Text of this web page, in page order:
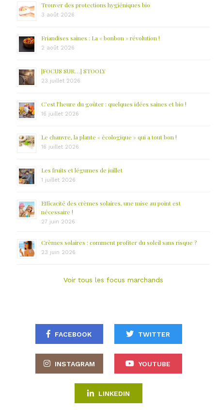
Trouver des protections hygiéniques bio
3 août 2026
Friandises saines : La « bonbon » révolution !
2 août 2026
[FOCUS SUR…] STOOLY
23 juillet 2026
C’est l’heure du goûter : quelques idées saines et bio !
16 juillet 2026
Le chanvre, la plante « écologique » qui a tout bon !
16 juillet 2026
Les fruits et légumes de juillet
1 juillet 2026
Efficacité des crèmes solaires, une mise au point est
nécessaire !
27 juin 2026
Crèmes solaires : comment profiter du soleil sans risque ?
23 juin 2026
Voir tous les focus marchands
FACEBOOK TWITTER
INSTAGRAM YOUTUBE
LINKEDIN